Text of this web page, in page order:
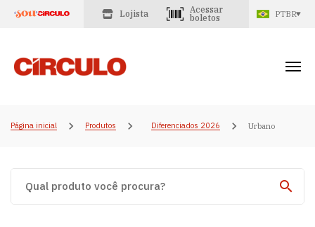
Lojista
Acessar
boletos
PTBR
Página inicial Produtos Diferenciados 2026 Urbano